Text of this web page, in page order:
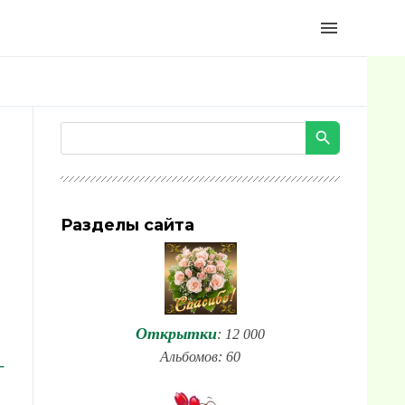
menu
Разделы сайта
Открытки: 12 000
Альбомов: 60